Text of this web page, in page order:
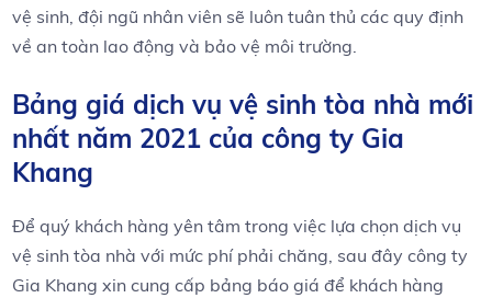
vệ sinh, đội ngũ nhân viên sẽ luôn tuân thủ các quy định
về an toàn lao động và bảo vệ môi trường.
Bảng giá dịch vụ vệ sinh tòa nhà mới
nhất năm 2021 của công ty Gia
Khang
Để quý khách hàng yên tâm trong việc lựa chọn dịch vụ
vệ sinh tòa nhà với mức phí phải chăng, sau đây công ty
Gia Khang xin cung cấp bảng báo giá để khách hàng